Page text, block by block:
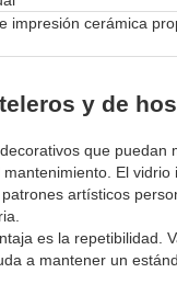
impresión cerámica
y de
que
El
artísticos
es la repetibilidad.
a mantener un